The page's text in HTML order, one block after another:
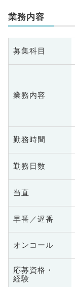
業務内容
募集科目
業務内容
勤務時間
勤務日数
当直
早番／遅番
オンコール
応募資格・
経験